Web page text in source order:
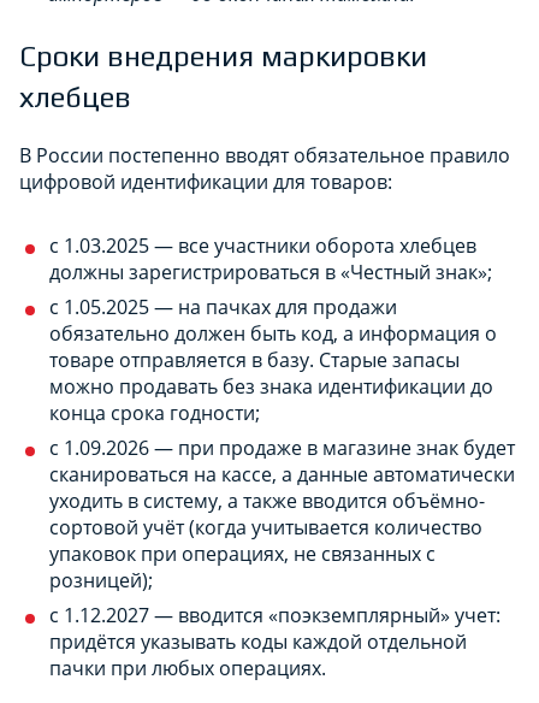
Сроки внедрения маркировки
хлебцев
В России постепенно вводят обязательное правило
цифровой идентификации для товаров:
с 1.03.2025 — все участники оборота хлебцев
должны зарегистрироваться в «Честный знак»;
с 1.05.2025 — на пачках для продажи
обязательно должен быть код, а информация о
товаре отправляется в базу. Старые запасы
можно продавать без знака идентификации до
конца срока годности;
с 1.09.2026 — при продаже в магазине знак будет
сканироваться на кассе, а данные автоматически
уходить в систему, а также вводится объёмно-
сортовой учёт (когда учитывается количество
упаковок при операциях, не связанных с
розницей);
с 1.12.2027 — вводится «поэкземплярный» учет:
придётся указывать коды каждой отдельной
пачки при любых операциях.